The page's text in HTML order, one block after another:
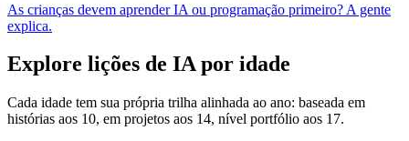
As crianças devem aprender IA ou programação primeiro? A gente
explica.
Explore lições de IA por idade
Cada idade tem sua própria trilha alinhada ao ano: baseada em
histórias aos 10, em projetos aos 14, nível portfólio aos 17.